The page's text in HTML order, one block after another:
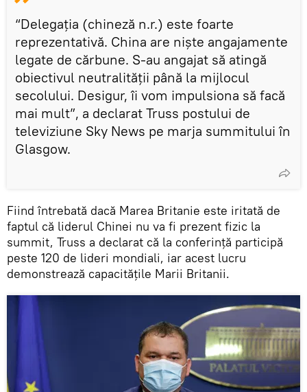
“Delegația (chineză n.r.) este foarte
reprezentativă. China are niște angajamente
legate de cărbune. S-au angajat să atingă
obiectivul neutralității până la mijlocul
secolului. Desigur, îi vom impulsiona să facă
mai mult”, a declarat Truss postului de
televiziune Sky News pe marja summitului în
Glasgow.
Fiind întrebată dacă Marea Britanie este iritată de
faptul că liderul Chinei nu va fi prezent fizic la
summit, Truss a declarat că la conferință participă
peste 120 de lideri mondiali, iar acest lucru
demonstrează capacitățile Marii Britanii.